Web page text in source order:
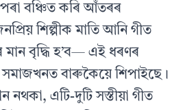
বঞ্চিত কৰি আঁতৰৰ
শিল্পীক মাতি আনি গীত
মান বৃদ্ধি হ’ব— এই ধৰণৰ
বাৰুকৈয়ে শিপাইছে।
নথকা, এটি-দুটি সস্তীয়া গীত